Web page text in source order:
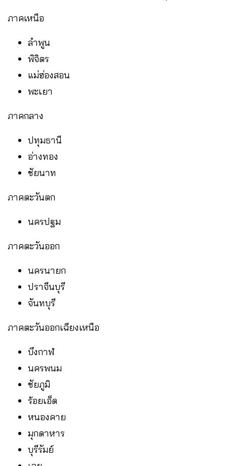
ภาคเหนือ
ลำพูน
พิจิตร
แม่ฮ่องสอน
พะเยา
ภาคกลาง
ปทุมธานี
อ่างทอง
ชัยนาท
ภาคตะวันตก
นครปฐม
ภาคตะวันออก
นครนายก
ปราจีนบุรี
จันทบุรี
ภาคตะวันออกเฉียงเหนือ
บึงกาฬ
นครพนม
ชัยภูมิ
ร้อยเอ็ด
หนองคาย
มุกดาหาร
บุรีรัมย์